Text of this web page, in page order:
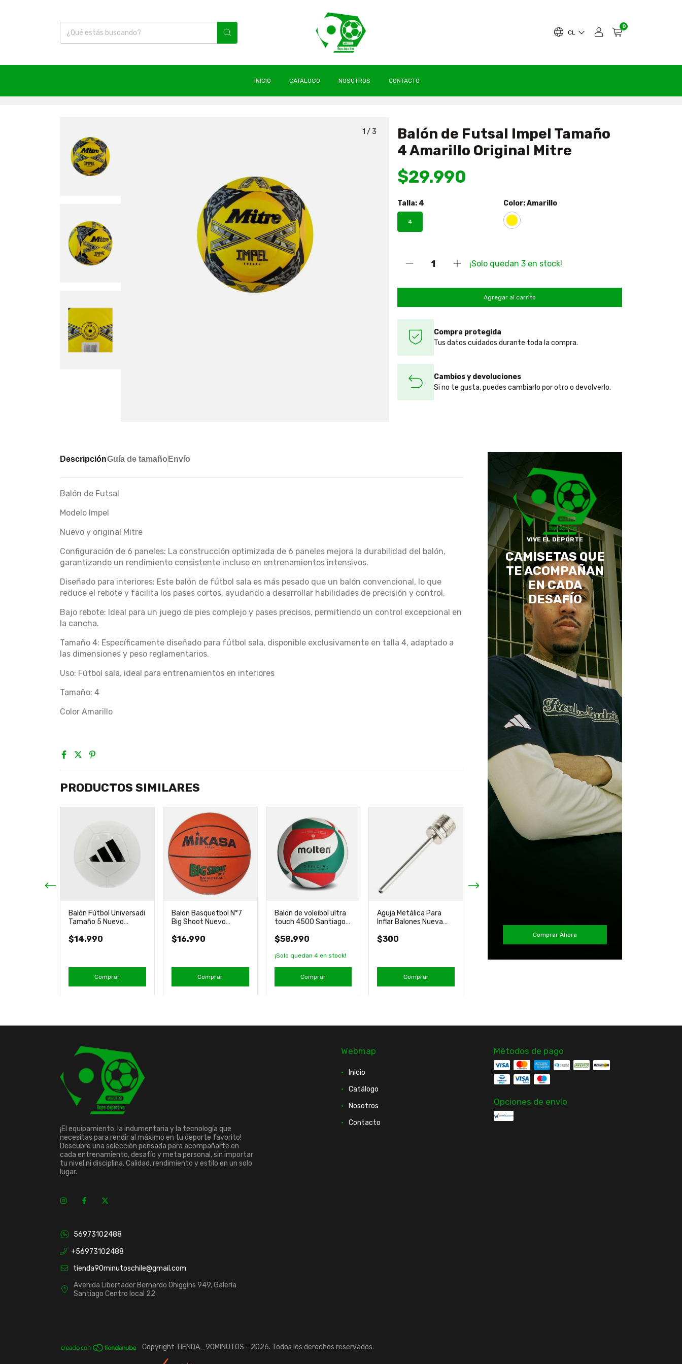
CL
0
INICIO CATÁLOGO NOSOTROS
CONTACTO
1 / 3
Balón de Futsal Impel Tamaño
4 Amarillo Original Mitre
$29.990
Talla: 4
4
Color:Amarillo
¡Solo quedan 3en stock!
Compra protegida
Tus datos cuidados durante toda la compra.
Cambios y devoluciones
Si no te gusta, puedes cambiarlo por otro o devolverlo.
DescripciónGuía de tamaño Envío
Balón de Futsal
Modelo Impel
Nuevo y original Mitre
Configuración de 6 paneles: La construcción optimizada de 6 paneles mejora la durabilidad del balón,
garantizando un rendimiento consistente incluso en entrenamientos intensivos.
Diseñado para interiores: Este balón de fútbol sala es más pesado que un balón convencional, lo que
reduce el rebote y facilita los pases cortos, ayudando a desarrollar habilidades de precisión y control.
Bajo rebote: Ideal para un juego de pies complejo y pases precisos, permitiendo un control excepcional en
la cancha.
Tamaño 4: Específicamente diseñado para fútbol sala, disponible exclusivamente en talla 4, adaptado a
las dimensiones y peso reglamentarios.
Uso: Fútbol sala, ideal para entrenamientos en interiores
Tamaño: 4
Color Amarillo
PRODUCTOS SIMILARES
Balón Fútbol Universadi
Tamaño 5 Nuevo
$14.990
Comprar
Balon Basquetbol N°7
Big Shoot Nuevo
$16.990
Comprar
Balon de voleibol ultra
touch 4500 Santiago
$58.990
¡Solo quedan 4en stock!
Comprar
Aguja Metálica Para
Inflar Balones Nueva
$300
Comprar
VIVE EL DEPORTE
CAMISETAS QUE
TE ACOMPAÑAN
EN CADA
DESAFÍO
Comprar Ahora
¡El equipamiento, la indumentaria y la tecnología que
necesitas para rendir al máximo en tu deporte favorito!
Descubre una selección pensada para acompañarte en
cada entrenamiento, desafío y meta personal, sin importar
tu nivel ni disciplina. Calidad, rendimiento y estilo en un solo
lugar.
56973102488
+56973102488
tienda90minutoschile@gmail.com
Avenida Libertador Bernardo Ohiggins 949, Galería
Santiago Centro local 22
Webmap
Inicio
Catálogo
Nosotros
Contacto
Métodos de pago
Opciones de envío
Copyright TIENDA_90MINUTOS - 2026. Todos los derechos reservados.